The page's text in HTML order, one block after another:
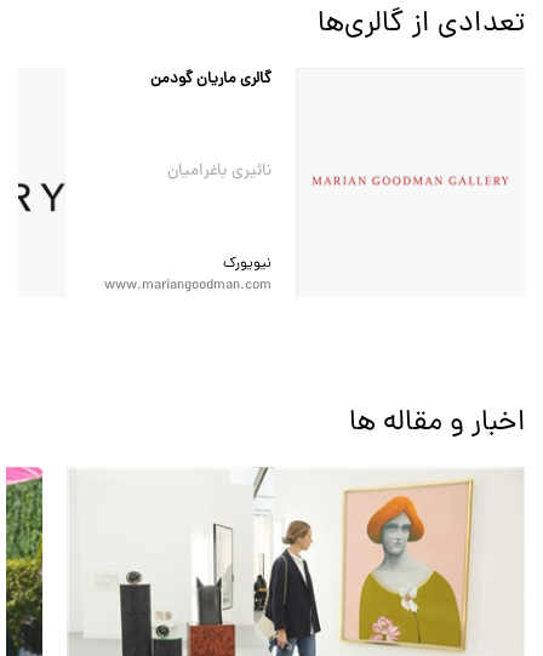
تعدادی از گالری‌ها
گالری ماریان گودمن
نائیری باغرامیان
نیویورک
www.mariangoodman.com
اخبار و مقاله ها